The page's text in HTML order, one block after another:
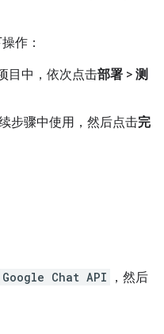
作：
目中，依次点击部署 > 测
步骤中使用，然后点击完
Google Chat API
，然后